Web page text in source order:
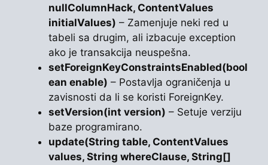
nullColumnHack, ContentValues
initialValues) – Zamenjuje neki red u
tabeli sa drugim, ali izbacuje exception
ako je transakcija neuspešna.
setForeignKeyConstraintsEnabled(bool
ean enable) – Postavlja ograničenja u
zavisnosti da li se koristi ForeignKey.
setVersion(int version) – Setuje verziju
baze programirano.
update(String table, ContentValues
values, String whereClause, String[]